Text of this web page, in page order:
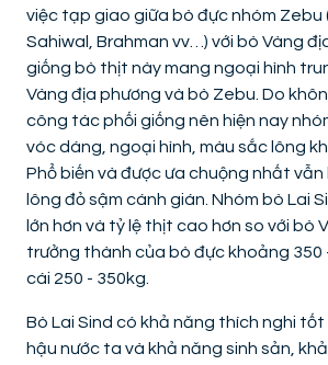
việc tạp giao giữa bò đực nhóm Zebu
Sahiwal, Brahman vv…) với bò Vàng
giống bò thịt này mang ngoại hình
Vàng địa phương và bò Zebu. Do
công tác phối giống nên hiện nay
vóc dáng, ngoại hình, màu sắc lông
Phổ biến và được ưa chuộng nhất vẫn
lông đỏ sậm cánh gián. Nhóm bò Lai
lớn hơn và tỷ lệ thịt cao hơn so với bò
trưởng thành của bò đực khoảng 350
cái 250 - 350kg.
Bò Lai Sind có khả năng thích nghi tốt
hậu nước ta và khả năng sinh sản,